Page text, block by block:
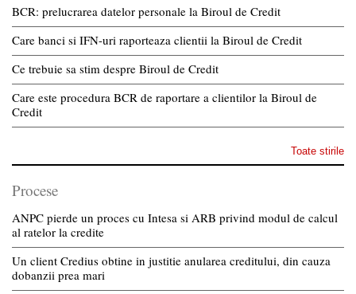
BCR: prelucrarea datelor personale la Biroul de Credit
Care banci si IFN-uri raporteaza clientii la Biroul de Credit
Ce trebuie sa stim despre Biroul de Credit
Care este procedura BCR de raportare a clientilor la Biroul de
Credit
Toate stirile
Procese
ANPC pierde un proces cu Intesa si ARB privind modul de calcul
al ratelor la credite
Un client Credius obtine in justitie anularea creditului, din cauza
dobanzii prea mari